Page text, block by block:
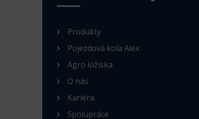
Produkty
Pojezdová kola Alex
Agro ložiska
O nás
Kariéra
Spolupráce